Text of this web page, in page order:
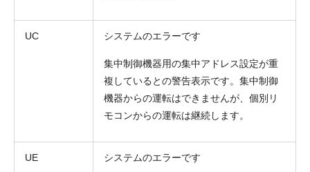
UC システムのエラーです
集中制御機器用の集中アドレス設定が重
複しているとの警告表示です。集中制御
機器からの運転はできませんが、個別リ
モコンからの運転は継続します。
UE システムのエラーです